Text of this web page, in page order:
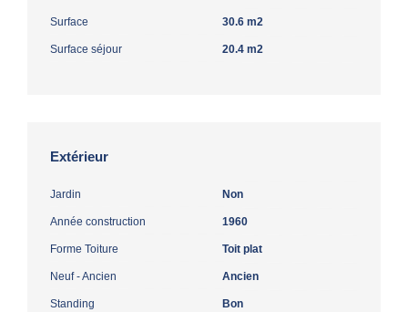
Surface 30.6 m2
Surface séjour 20.4 m2
Extérieur
Jardin Non
Année construction 1960
Forme Toiture Toit plat
Neuf - Ancien Ancien
Standing Bon